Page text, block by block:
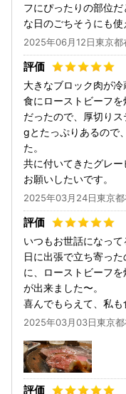
フにぴったりの部位
な日のごちそうにも使
2025年06月12日東京都
大きなブロック肉が
食にローストビーフ
だったので、厚切り
gとたっぷりあるので
た。
共に付いてきたグレ
お願いしたいです。
2025年03月24日東京都
いつもお世話になっ
日に出張で立ち寄っ
に、ローストビーフ
が出来ました〜。
喜んでもらえて、私も
2025年03月03日東京都